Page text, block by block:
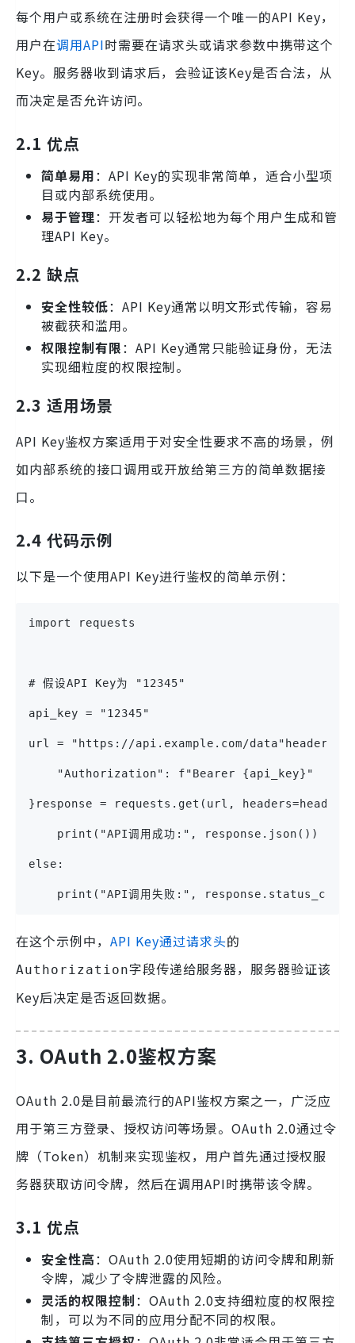
每个用户或系统在注册时会获得一个唯一的API Key，
用户在调用API时需要在请求头或请求参数中携带这个
Key。服务器收到请求后，会验证该Key是否合法，从
而决定是否允许访问。
2.1 优点
简单易用：API Key的实现非常简单，适合小型项
目或内部系统使用。
易于管理：开发者可以轻松地为每个用户生成和管
理API Key。
2.2 缺点
安全性较低：API Key通常以明文形式传输，容易
被截获和滥用。
权限控制有限：API Key通常只能验证身份，无法
实现细粒度的权限控制。
2.3 适用场景
API Key鉴权方案适用于对安全性要求不高的场景，例
如内部系统的接口调用或开放给第三方的简单数据接
口。
2.4 代码示例
以下是一个使用API Key进行鉴权的简单示例：
import requests
# 假设API Key为 "12345"
api_key = "12345"
url = "https://api.example.com/data"headers
    "Authorization": f"Bearer {api_key}"
}response = requests.get(url,
    print("API调用成功:", response.json())
else:
    print("API调用失败:", response.status_code)
在这个示例中， API Key通过请求头的
Authorization字段传递给服务器，服务器验证该
Key后决定是否返回数据。
3. OAuth 2.0鉴权方案
OAuth 2.0是目前最流行的API鉴权方案之一，广泛应
用于第三方登录、授权访问等场景。OAuth 2.0通过令
牌（Token）机制来实现鉴权，用户首先通过授权服
务器获取访问令牌，然后在调用API时携带该令牌。
3.1 优点
安全性高：OAuth 2.0使用短期的访问令牌和刷新
令牌，减少了令牌泄露的风险。
灵活的权限控制：OAuth 2.0支持细粒度的权限控
制，可以为不同的应用分配不同的权限。